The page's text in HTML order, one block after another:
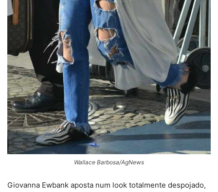
Wallace Barbosa/AgNews
Giovanna Ewbank aposta num look totalmente despojado,